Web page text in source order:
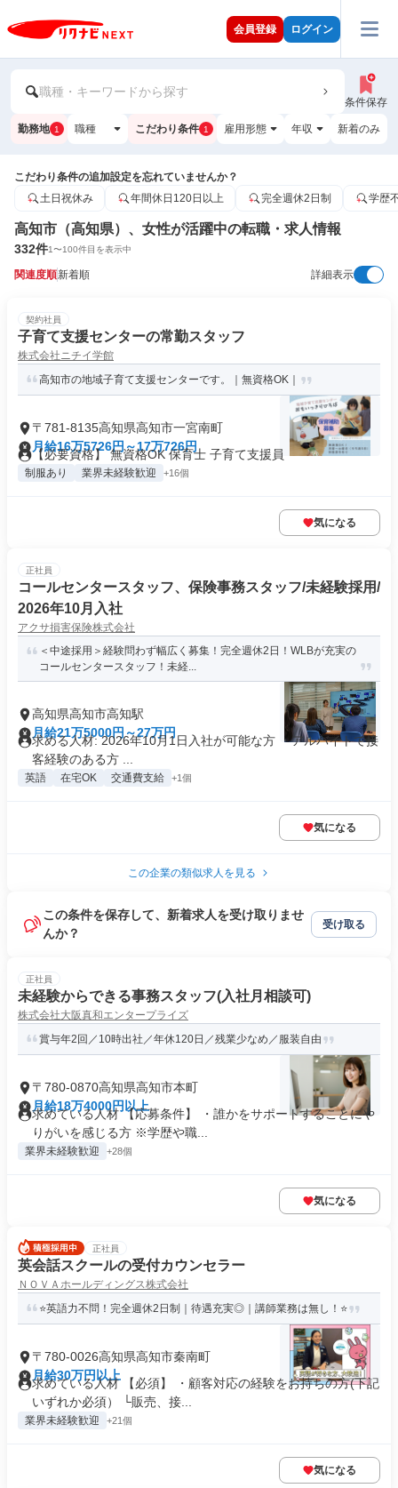
会員登録 ログイン
職種・キーワードから探す
条件保存
勤務地 1 職種 こだわり条件 1 雇用形態 年収 新着のみ
こだわり条件の追加設定を忘れていませんか？
土日祝休み
年間休日120日以上 完全週休2日制 学歴
高知市（高知県）、女性が活躍中の転職・求人情報
332件1〜100件目を表示中
関連度順新着順 詳細表示
契約社員
子育て支援センターの常勤スタッフ
株式会社ニチイ学館
高知市の地域子育て支援センターです。｜無資格OK｜
〒781-8135高知県高知市一宮南町
月給16万5726円～17万726円
【必要資格】 無資格OK 保育士 子育て支援員
制服あり 業界未経験歓迎 +16個
気になる
正社員
コールセンタースタッフ、保険事務スタッフ/未経験採用/
2026年10月入社
アクサ損害保険株式会社
＜中途採用＞経験問わず幅広く募集！完全週休2日！WLBが充実の
コールセンタースタッフ！未経...
高知県高知市高知駅
月給21万5000円～27万円
求める人材: 2026年10月1日入社が可能な方 ・アルバイトで接
客経験のある方 ...
英語 在宅OK 交通費支給 +1個
気になる
この企業の類似求人を見る
この条件を保存して、新着求人を受け取りませ
んか？
受け取る
正社員
未経験からできる事務スタッフ(入社月相談可)
株式会社大阪真和エンタープライズ
賞与年2回／10時出社／年休120日／残業少なめ／服装自由
〒780-0870高知県高知市本町
月給18万4000円以上
求めている人材 【応募条件】 ・誰かをサポートすることにや
りがいを感じる方 ※学歴や職...
業界未経験歓迎 +28個
気になる
正社員
英会話スクールの受付カウンセラー
ＮＯＶＡホールディングス株式会社
⭐英語力不問！完全週休2日制｜待遇充実◎｜講師業務は無し！⭐
〒780-0026高知県高知市秦南町
月給30万円以上
求めている人材 【必須】 ・顧客対応の経験をお持ちの方(下記
いずれか必須） └販売、接...
業界未経験歓迎 +21個
気になる